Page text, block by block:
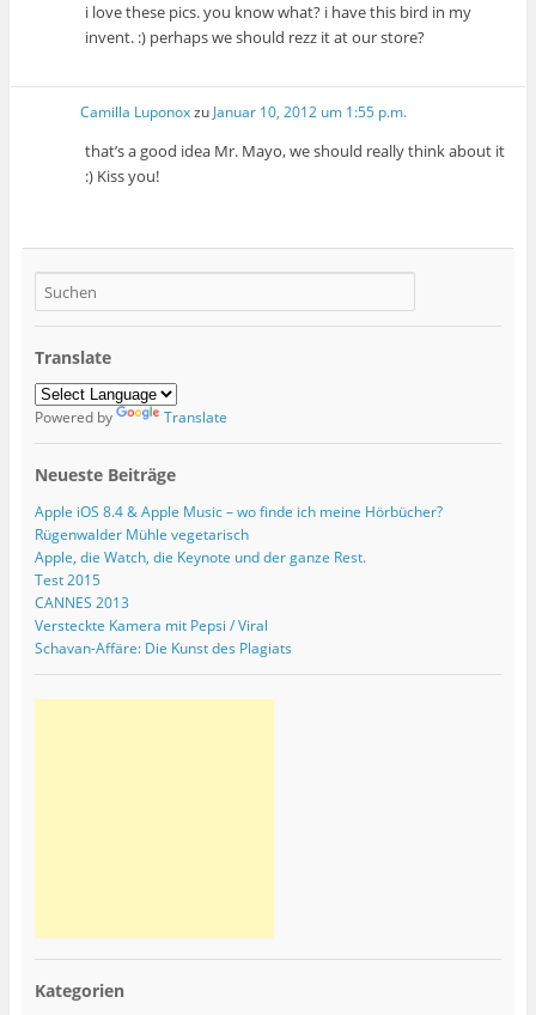
i love these pics. you know what? i have this bird in my
invent. :) perhaps we should rezz it at our store?
Camilla Luponoxzu Januar 10, 2012 um 1:55 p.m.
that’s a good idea Mr. Mayo, we should really think about it
:) Kiss you!
Translate
Powered by Translate
Neueste Beiträge
Apple iOS 8.4 & Apple Music – wo finde ich meine Hörbücher?
Rügenwalder Mühle vegetarisch
Apple, die Watch, die Keynote und der ganze Rest.
Test 2015
CANNES 2013
Versteckte Kamera mit Pepsi / Viral
Schavan-Affäre: Die Kunst des Plagiats
Kategorien